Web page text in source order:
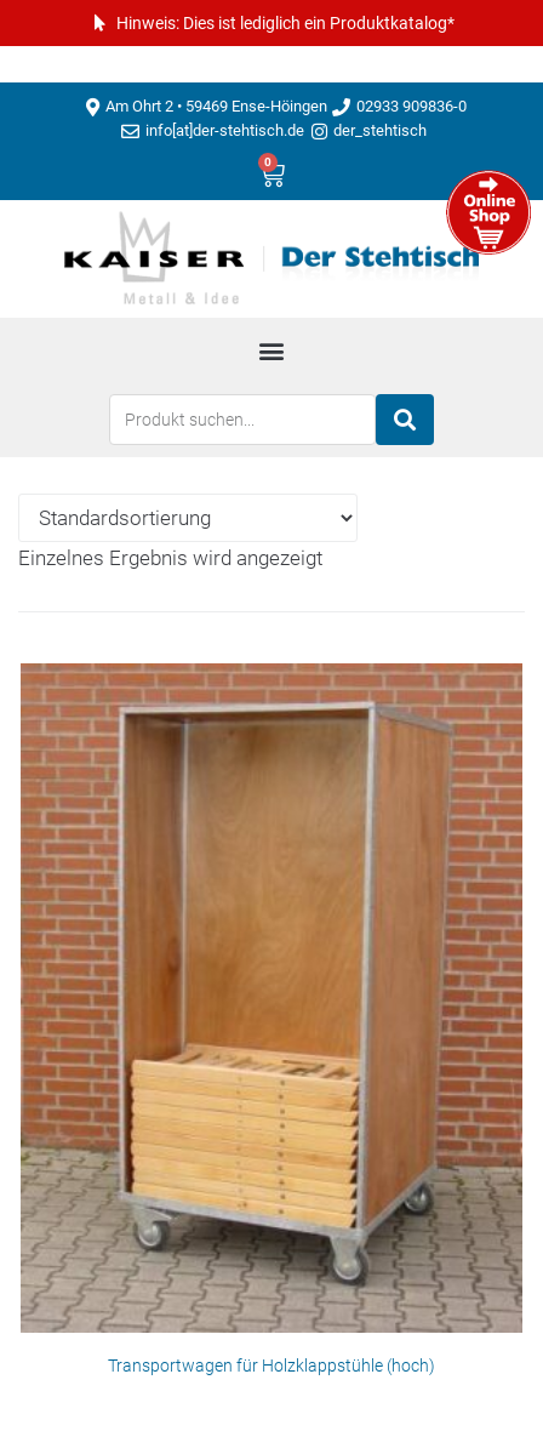
Hinweis: Dies ist lediglich ein Produktkatalog*
Am Ohrt 2 • 59469 Ense-Höingen
02933 909836-0
info[at]der-stehtisch.de
der_stehtisch
0
Einzelnes Ergebnis wird angezeigt
Transportwagen für Holzklappstühle (hoch)